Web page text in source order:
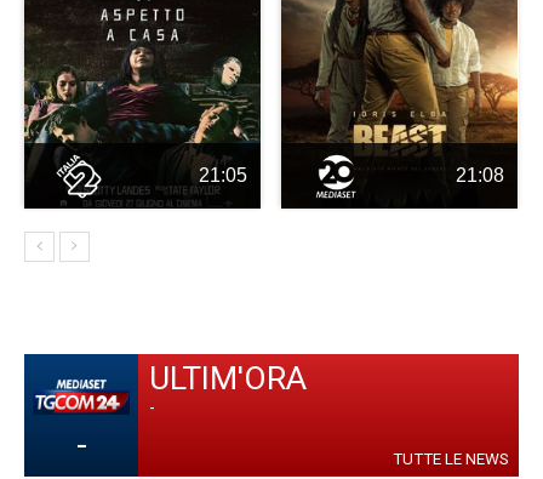
21:05 21:08
-
ULTIM'ORA
-
TUTTE LE NEWS